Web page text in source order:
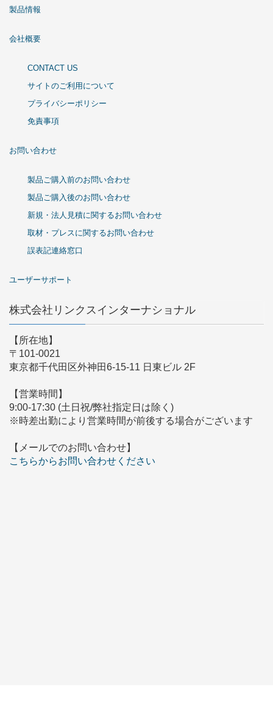
製品情報
会社概要
CONTACT US
サイトのご利用について
プライバシーポリシー
免責事項
お問い合わせ
製品ご購入前のお問い合わせ
製品ご購入後のお問い合わせ
新規・法人見積に関するお問い合わせ
取材・プレスに関するお問い合わせ
誤表記連絡窓口
ユーザーサポート
株式会社リンクスインターナショナル
【所在地】
〒101-0021
東京都千代田区外神田6-15-11 日東ビル 2F
【営業時間】
9:00-17:30 (土日祝/弊社指定日は除く)
※時差出勤により営業時間が前後する場合がございます
【メールでのお問い合わせ】
こちらからお問い合わせください